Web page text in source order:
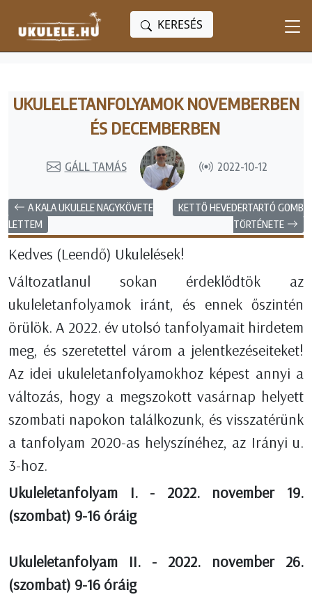
KERESÉS
UKULELETANFOLYAMOK NOVEMBERBEN
ÉS DECEMBERBEN
GÁLL TAMÁS 2022-10-12
A KALA UKULELE NAGYKÖVETE
LETTEM
KETTŐ HEVEDERTARTÓ GOMB
TÖRTÉNETE
Kedves (Leendő) Ukulelések!
Változatlanul sokan érdeklődtök az
ukuleletanfolyamok iránt, és ennek őszintén
örülök. A 2022. év utolsó tanfolyamait hirdetem
meg, és szeretettel várom a jelentkezéseiteket!
Az idei ukuleletanfolyamokhoz képest annyi a
változás, hogy a megszokott vasárnap helyett
szombati napokon találkozunk, és visszatérünk
a tanfolyam 2020-as helyszínéhez, az Irányi u.
3-hoz.
Ukuleletanfolyam I. - 2022. november 19.
(szombat) 9-16 óráig
Ukuleletanfolyam II. - 2022. november 26.
(szombat) 9-16 óráig